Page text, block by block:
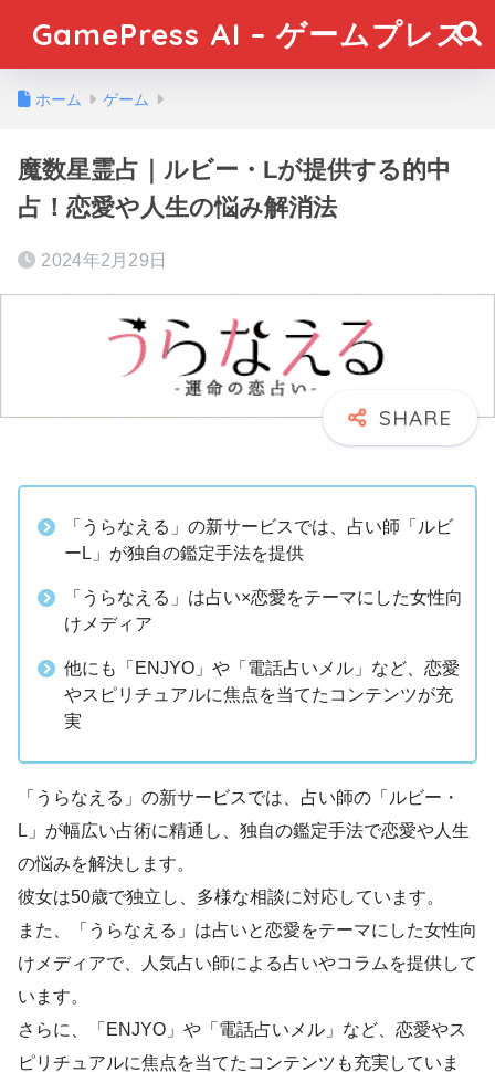
GamePress AI – ゲームプレス
ホーム ゲーム
魔数星霊占｜ルビー・Lが提供する的中
占！恋愛や人生の悩み解消法
2024年2月29日
「うらなえる」の新サービスでは、占い師「ルビ
ーL」が独自の鑑定手法を提供
「うらなえる」は占い×恋愛をテーマにした女性向
けメディア
他にも「ENJYO」や「電話占いメル」など、恋愛
やスピリチュアルに焦点を当てたコンテンツが充
実
「うらなえる」の新サービスでは、占い師の「ルビー・
L」が幅広い占術に精通し、独自の鑑定手法で恋愛や人生
の悩みを解決します。
彼女は50歳で独立し、多様な相談に対応しています。
また、「うらなえる」は占いと恋愛をテーマにした女性向
けメディアで、人気占い師による占いやコラムを提供して
います。
さらに、「ENJYO」や「電話占いメル」など、恋愛やス
ピリチュアルに焦点を当てたコンテンツも充実していま